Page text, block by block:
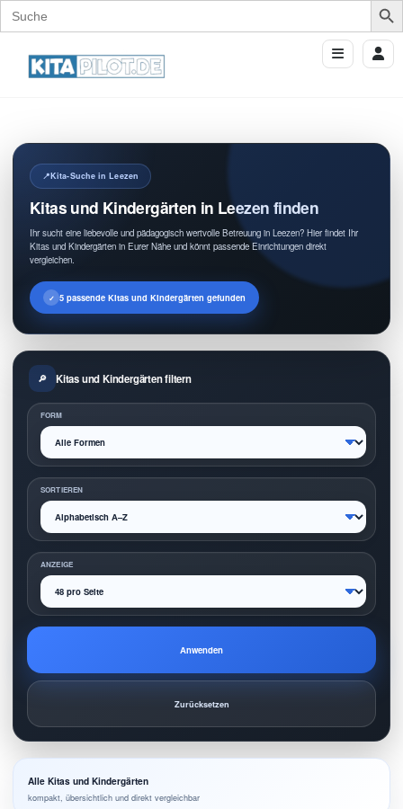
Search
for:
Kita-Suche in Leezen
Kitas und Kindergärten in Leezen finden
Ihr sucht eine liebevolle und pädagogisch wertvolle Betreuung in Leezen? Hier findet Ihr
Kitas und Kindergärten in Eurer Nähe und könnt passende Einrichtungen direkt
vergleichen.
5 passende Kitas und Kindergärten gefunden
Kitas und Kindergärten filtern
FORM
SORTIEREN
ANZEIGE
Anwenden
Zurücksetzen
Alle Kitas und Kindergärten
kompakt, übersichtlich und direkt vergleichbar